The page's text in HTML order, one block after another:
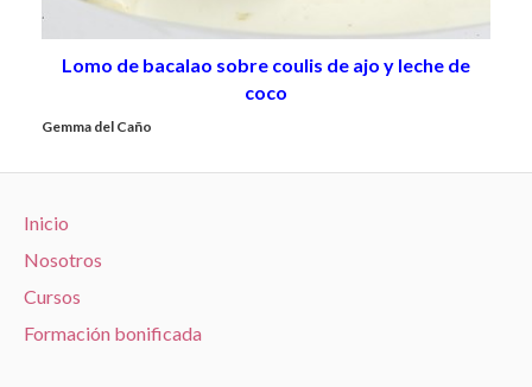
Lomo de bacalao sobre coulis de ajo y leche de
coco
Gemma del Caño
Inicio
Nosotros
Cursos
Formación bonificada